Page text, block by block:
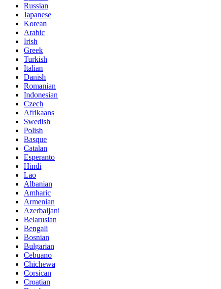
Russian
Japanese
Korean
Arabic
Irish
Greek
Turkish
Italian
Danish
Romanian
Indonesian
Czech
Afrikaans
Swedish
Polish
Basque
Catalan
Esperanto
Hindi
Lao
Albanian
Amharic
Armenian
Azerbaijani
Belarusian
Bengali
Bosnian
Bulgarian
Cebuano
Chichewa
Corsican
Croatian